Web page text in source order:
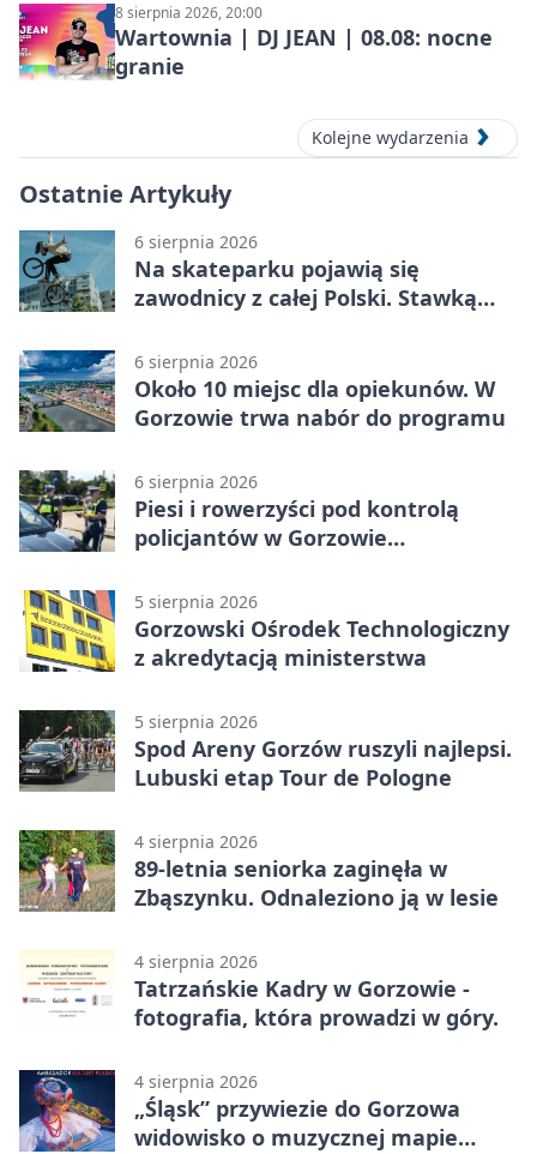
8 sierpnia 2026, 20:00
Wartownia | DJ JEAN | 08.08: nocne
granie
Kolejne wydarzenia
Ostatnie Artykuły
6 sierpnia 2026
Na skateparku pojawią się
zawodnicy z całej Polski. Stawką
6 sierpnia 2026
Około 10 miejsc dla opiekunów. W
Gorzowie trwa nabór do programu
6 sierpnia 2026
Piesi i rowerzyści pod kontrolą
policjantów w Gorzowie
5 sierpnia 2026
Gorzowski Ośrodek Technologiczny
z akredytacją ministerstwa
5 sierpnia 2026
Spod Areny Gorzów ruszyli najlepsi.
Lubuski etap Tour de Pologne
4 sierpnia 2026
89-letnia seniorka zaginęła w
Zbąszynku. Odnaleziono ją w lesie
4 sierpnia 2026
Tatrzańskie Kadry w Gorzowie -
fotografia, która prowadzi w góry.
4 sierpnia 2026
„Śląsk” przywiezie do Gorzowa
widowisko o muzycznej mapie